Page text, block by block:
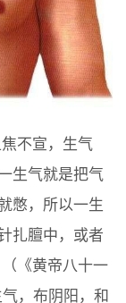
不宣，生气
生气就是把气
憋，所以一生
扎膻中，或者
《黄帝八十一
，布阴阳，和